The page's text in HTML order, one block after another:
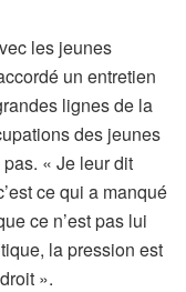
les jeunes
un entretien
lignes de la
des jeunes
« Je leur dit
ce qui a manqué
ce n’est pas lui
la pression est
».